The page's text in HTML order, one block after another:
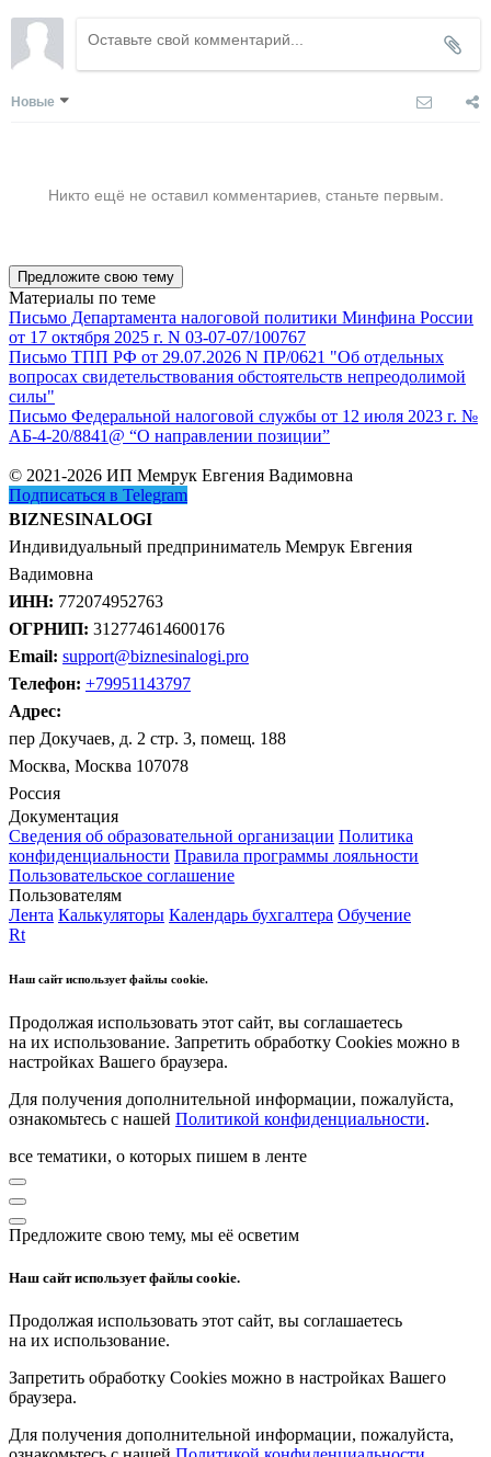
Новые
Никто ещё не оставил комментариев, станьте первым.
Предложите свою тему
Материалы по теме
Письмо Департамента налоговой политики Минфина России
от 17 октября 2025 г. N 03-07-07/100767
Письмо ТПП РФ от 29.07.2026 N ПР/0621 "Об отдельных
вопросах свидетельствования обстоятельств непреодолимой
силы"
Письмо Федеральной налоговой службы от 12 июля 2023 г. №
АБ-4-20/8841@ “О направлении позиции”
© 2021-2026 ИП Мемрук Евгения Вадимовна
Подписаться в Telegram
BIZNESINALOGI
Индивидуальный предприниматель Мемрук Евгения
Вадимовна
ИНН: 772074952763
ОГРНИП: 312774614600176
Email: support@biznesinalogi.pro
Телефон: +79951143797
Адрес:
пер Докучаев, д. 2 стр. 3, помещ. 188
Москва, Москва 107078
Россия
Документация
Сведения об образовательной организации Политика
конфиденциальности Правила программы лояльности
Пользовательское соглашение
Пользователям
Лента Калькуляторы Календарь бухгалтера Обучение
Rt
Наш сайт использует файлы cookie.
Продолжая использовать этот сайт, вы соглашаетесь
на их использование. Запретить обработку Cookies можно в
настройках Вашего браузера.
Для получения дополнительной информации, пожалуйста,
ознакомьтесь с нашей Политикой конфиденциальности.
все тематики, о которых пишем в ленте
Предложите свою тему, мы её осветим
Наш сайт использует файлы cookie.
Продолжая использовать этот сайт, вы соглашаетесь
на их использование.
Запретить обработку Cookies можно в настройках Вашего
браузера.
Для получения дополнительной информации, пожалуйста,